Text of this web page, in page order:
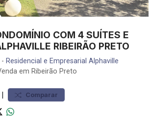
COM 4 SUÍTES E
RIBEIRÃO PRETO
- Residencial e Empresarial Alphaville
em Ribeirão Preto
| Comparar